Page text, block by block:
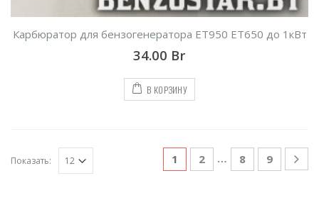
Карбюратор для бензогенератора ET950 ET650 до 1кВт
34.00 Br
В КОРЗИНУ
Показать: 1 2 … 8 9